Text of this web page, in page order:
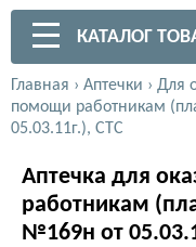
КАТАЛОГ
Главная › Аптечки › Для
помощи работникам
05.03.11г.), СТС
Аптечка для
работникам
№169н от